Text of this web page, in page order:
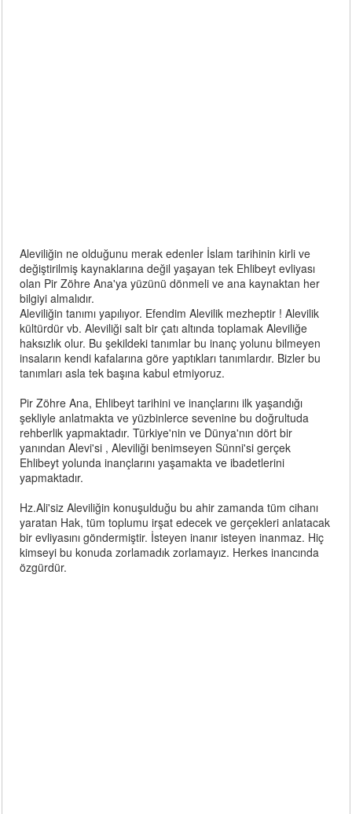
Aleviliğin ne olduğunu merak edenler İslam tarihinin kirli ve
değiştirilmiş kaynaklarına değil yaşayan tek Ehlibeyt evliyası
olan Pir Zöhre Ana'ya yüzünü dönmeli ve ana kaynaktan her
bilgiyi almalıdır.
Aleviliğin tanımı yapılıyor. Efendim Alevilik mezheptir ! Alevilik
kültürdür vb. Aleviliği salt bir çatı altında toplamak Aleviliğe
haksızlık olur. Bu şekildeki tanımlar bu inanç yolunu bilmeyen
insaların kendi kafalarına göre yaptıkları tanımlardır. Bizler bu
tanımları asla tek başına kabul etmiyoruz.
Pir Zöhre Ana, Ehlibeyt tarihini ve inançlarını ilk yaşandığı
şekliyle anlatmakta ve yüzbinlerce sevenine bu doğrultuda
rehberlik yapmaktadır. Türkiye'nin ve Dünya'nın dört bir
yanından Alevi'si , Aleviliği benimseyen Sünni'si gerçek
Ehlibeyt yolunda inançlarını yaşamakta ve ibadetlerini
yapmaktadır.
Hz.Ali'siz Aleviliğin konuşulduğu bu ahir zamanda tüm cihanı
yaratan Hak, tüm toplumu irşat edecek ve gerçekleri anlatacak
bir evliyasını göndermiştir. İsteyen inanır isteyen inanmaz. Hiç
kimseyi bu konuda zorlamadık zorlamayız. Herkes inancında
özgürdür.